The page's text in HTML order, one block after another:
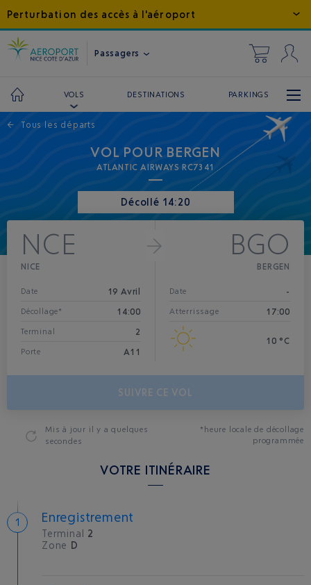
Perturbation des accès à l'aéroport
Passagers
VOLS DESTINATIONS PARKINGS
← Tous les départs
VOL POUR BERGEN
ATLANTIC AIRWAYS RC7341
Décollé 14:20
NCE
NICE
Date 19 Avril
Décollage* 14:00
Terminal 2
Porte A11
BGO
BERGEN
Date -
Atterrissage 17:00
10 °C
SUIVRE CE VOL
Mis à jour il y a quelques
secondes
*heure locale de décollage
programmée
VOTRE ITINÉRAIRE
Enregistrement
Terminal 2
Zone D